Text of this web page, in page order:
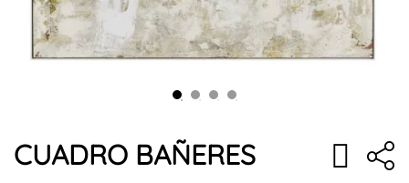
CUADRO BAÑERES